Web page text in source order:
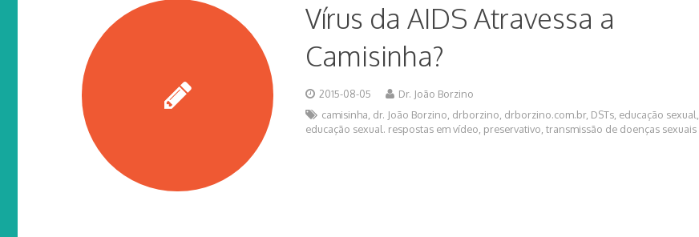
Vírus da AIDS Atravessa a
Camisinha?
2015-08-05
Dr. João Borzino
camisinha, dr. João Borzino, drborzino, drborzino.com.br, DSTs, educação sexual,
educação sexual. respostas em vídeo, preservativo,transmissão de doenças sexuais